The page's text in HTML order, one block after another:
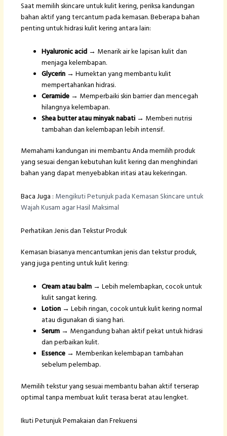
Saat memilih skincare untuk kulit kering, periksa kandungan
bahan aktif yang tercantum pada kemasan. Beberapa bahan
penting untuk hidrasi kulit kering antara lain:
Hyaluronic acid → Menarik air ke lapisan kulit dan
menjaga kelembapan.
Glycerin → Humektan yang membantu kulit
mempertahankan hidrasi.
Ceramide → Memperbaiki skin barrier dan mencegah
hilangnya kelembapan.
Shea butter atau minyak nabati → Memberi nutrisi
tambahan dan kelembapan lebih intensif.
Memahami kandungan ini membantu Anda memilih produk
yang sesuai dengan kebutuhan kulit kering dan menghindari
bahan yang dapat menyebabkan iritasi atau kekeringan.
Baca Juga : Mengikuti Petunjuk pada Kemasan Skincare untuk
Wajah Kusam agar Hasil Maksimal
Perhatikan Jenis dan Tekstur Produk
Kemasan biasanya mencantumkan jenis dan tekstur produk,
yang juga penting untuk kulit kering:
Cream atau balm → Lebih melembapkan, cocok untuk
kulit sangat kering.
Lotion → Lebih ringan, cocok untuk kulit kering normal
atau digunakan di siang hari.
Serum → Mengandung bahan aktif pekat untuk hidrasi
dan perbaikan kulit.
Essence → Memberikan kelembapan tambahan
sebelum pelembap.
Memilih tekstur yang sesuai membantu bahan aktif terserap
optimal tanpa membuat kulit terasa berat atau lengket.
Ikuti Petunjuk Pemakaian dan Frekuensi